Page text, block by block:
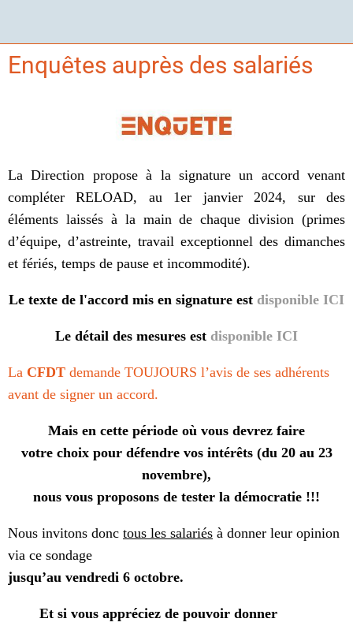
Enquêtes auprès des salariés
La Direction propose à la signature un accord venant
compléter RELOAD, au 1er janvier 2024, sur des
éléments laissés à la main de chaque division (primes
d’équipe, d’astreinte, travail exceptionnel des dimanches
et fériés, temps de pause et incommodité).
Le texte de l'accord mis en signature est disponible ICI
Le détail des mesures est disponible ICI
La CFDT demande TOUJOURS l’avis de ses adhérents
avant de signer un accord.
Mais en cette période où vous devrez faire
votre choix pour défendre vos intérêts (du 20 au 23
novembre),
nous vous proposons de tester la démocratie !!!
Nous invitons donc tous les salariés à donner leur opinion
via ce sondage
jusqu’au vendredi 6 octobre.
Et si vous appréciez de pouvoir donner